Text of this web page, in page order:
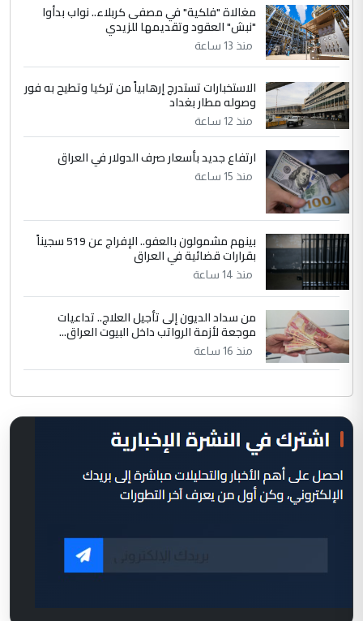
مغالاة "فلكية" في مصفى كربلاء.. نواب بدأوا
"نبش" العقود وتقديمها للزيدي
منذ 13 ساعة
الاستخبارات تستدرج إرهابياً من تركيا وتطيح به فور
وصوله مطار بغداد
منذ 12 ساعة
ارتفاع جديد بأسعار صرف الدولار في العراق
منذ 15 ساعة
بينهم مشمولون بالعفو.. الإفراج عن 519 سجيناً
بقرارات قضائية في العراق
منذ 14 ساعة
من سداد الديون إلى تأجيل العلاج.. تداعيات
موجعة لأزمة الرواتب داخل البيوت العراق...
منذ 16 ساعة